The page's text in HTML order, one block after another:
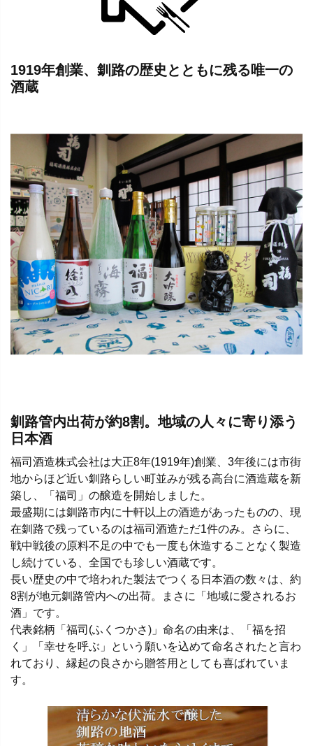
1919年創業、釧路の歴史とともに残る唯一の
酒蔵
釧路管内出荷が約8割。地域の人々に寄り添う
日本酒
福司酒造株式会社は大正8年(1919年)創業、3年後には市街
地からほど近い釧路らしい町並みが残る高台に酒造蔵を新
築し、「福司」の醸造を開始しました。
最盛期には釧路市内に十軒以上の酒造があったものの、現
在釧路で残っているのは福司酒造ただ1件のみ。さらに、
戦中戦後の原料不足の中でも一度も休造することなく製造
し続けている、全国でも珍しい酒蔵です。
長い歴史の中で培われた製法でつくる日本酒の数々は、約
8割が地元釧路管内への出荷。まさに「地域に愛されるお
酒」です。
代表銘柄「福司(ふくつかさ)」命名の由来は、「福を招
く」「幸せを呼ぶ」という願いを込めて命名されたと言わ
れており、縁起の良さから贈答用としても喜ばれていま
す。